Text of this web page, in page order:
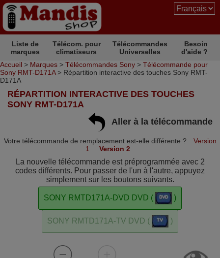
Liste de
marques
Télécom. pour
climatiseurs
Télécommandes
Universelles
Besoin
d'aide ?
Accueil > Marques > Télécommandes Sony > Télécommande pour
Sony RMT-D171A> Répartition interactive des touches Sony RMT-
D171A
RÉPARTITION INTERACTIVE DES TOUCHES
SONY RMT-D171A
Aller à la télécommande
Votre télécommande de remplacement est-elle différente ?
Version
1
Version 2
La nouvelle télécommande est préprogrammée avec 2
codes différents. Pour passer de l'un à l'autre, appuyez
simplement sur les boutons suivants.
SONY RMTD171A-DVD DVD ( )
SONY RMTD171A-TV DVD ( )